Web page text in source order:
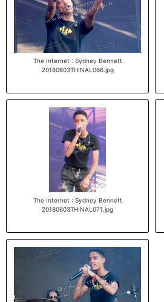
The Internet : Sydney Bennett
20180603THINAL066.jpg
The Internet : Sydney Bennett
20180603THINAL071.jpg